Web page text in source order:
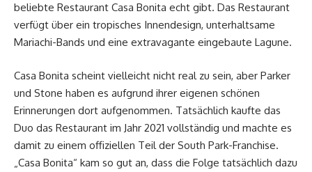
beliebte Restaurant Casa Bonita echt gibt. Das Restaurant
verfügt über ein tropisches Innendesign, unterhaltsame
Mariachi-Bands und eine extravagante eingebaute Lagune.
Casa Bonita scheint vielleicht nicht real zu sein, aber Parker
und Stone haben es aufgrund ihrer eigenen schönen
Erinnerungen dort aufgenommen. Tatsächlich kaufte das
Duo das Restaurant im Jahr 2021 vollständig und machte es
damit zu einem offiziellen Teil der South Park-Franchise.
„Casa Bonita“ kam so gut an, dass die Folge tatsächlich dazu